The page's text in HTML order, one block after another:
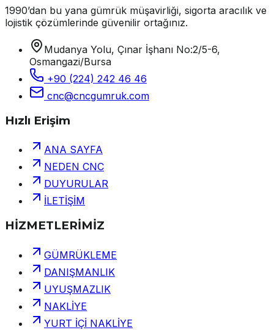
1990’dan bu yana gümrük müşavirliği, sigorta aracılık ve
lojistik çözümlerinde güvenilir ortağınız.
Mudanya Yolu, Çınar İşhanı No:2/5-6,
Osmangazi/Bursa
+90 (224) 242 46 46
cnc@cncgumruk.com
Hızlı Erişim
ANA SAYFA
NEDEN CNC
DUYURULAR
İLETİŞİM
HİZMETLERİMİZ
GÜMRÜKLEME
DANIŞMANLIK
UYUŞMAZLIK
NAKLİYE
YURT İÇİ NAKLİYE